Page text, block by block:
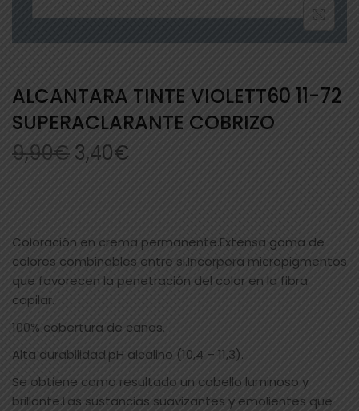
ALCANTARA TINTE VIOLETT60 11-72
SUPERACLARANTE COBRIZO
9,90€ 3,40€
Coloración en crema permanente.Extensa gama de
colores combinables entre si.Incorpora micropigmentos
que favorecen la penetración del color en la fibra
capilar.
100% cobertura de canas.
Alta durabilidad.pH alcalino (10,4 – 11,3).
Se obtiene como resultado un cabello luminoso y
brillante.Las sustancias suavizantes y emolientes que